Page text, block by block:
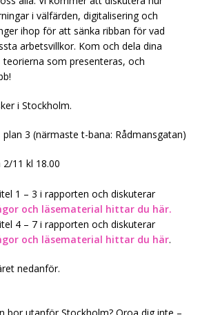
i välfärden, digitalisering och
ihop för att sänka ribban för vad
arbetsvillkor. Kom och dela dina
som presenteras, och
i Stockholm.
plan 3 (närmaste t-bana: Rådmansgatan)
11 kl 18.00
1 – 3 i rapporten och diskuterar
och läsematerial hittar du här.
4 – 7 i rapporten och diskuterar
och läsematerial hittar du här.
nedanför.
bor utanför Stockholm? Oroa dig inte –